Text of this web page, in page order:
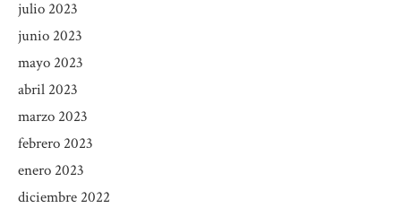
julio 2023
junio 2023
mayo 2023
abril 2023
marzo 2023
febrero 2023
enero 2023
diciembre 2022